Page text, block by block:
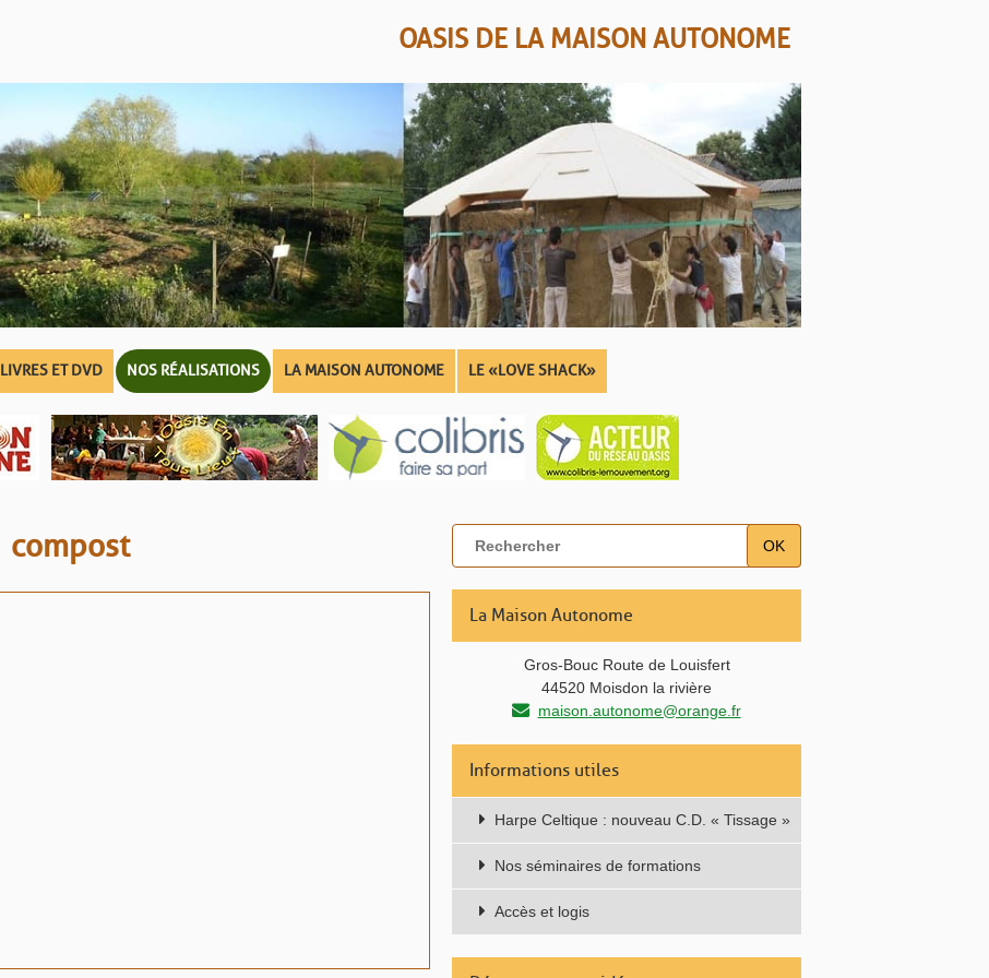
OASIS DE LA MAISON AUTONOME
LIVRES ET DVD NOS RÉALISATIONS LA MAISON AUTONOME LE « LOVE SHACK »
compost OK
La Maison Autonome
Gros-Bouc Route de Louisfert
44520 Moisdon la rivière
maison.autonome@orange.fr
Informations utiles
Harpe Celtique : nouveau C.D. « Tissage »
Nos séminaires de formations
Accès et logis